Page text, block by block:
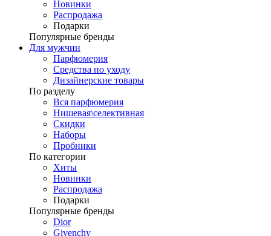
Новинки
Распродажа
Подарки
Популярные бренды
Для мужчин
Парфюмерия
Средства по уходу
Дизайнерские товары
По разделу
Вся парфюмерия
Нишевая\селективная
Скидки
Наборы
Пробники
По категории
Хиты
Новинки
Распродажа
Подарки
Популярные бренды
Dior
Givenchy